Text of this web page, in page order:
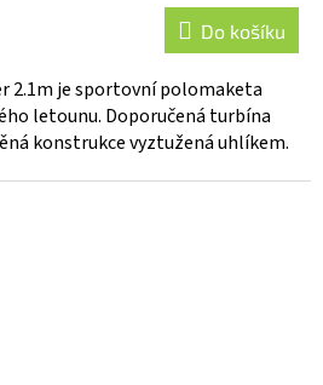
Do košíku
2.1m je sportovní polomaketa
letounu. Doporučená turbína
konstrukce vyztužená uhlíkem.